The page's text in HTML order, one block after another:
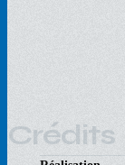
Crédits